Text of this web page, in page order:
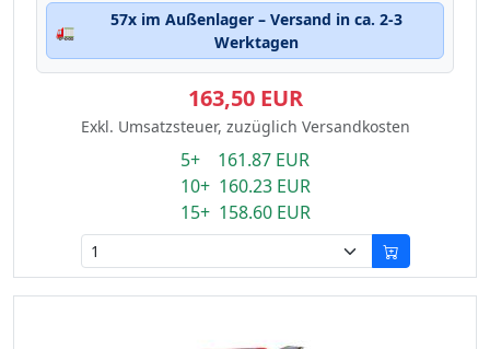
🚛
57x im Außenlager – Versand in ca. 2-3
Werktagen
163,50 EUR
Exkl. Umsatzsteuer, zuzüglich Versandkosten
5+ 161.87 EUR
10+ 160.23 EUR
15+ 158.60 EUR